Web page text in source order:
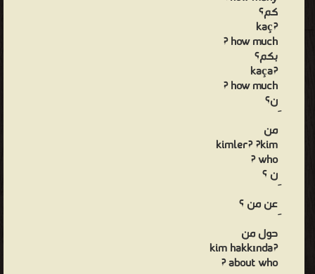
كم؟
?kaç
how much ?
بكم؟
?kaça
how much ?
ن؟
من
kimler? ?kim
who ?
ن ؟
عن من ؟
حول من
?kim hakkında
about who ?